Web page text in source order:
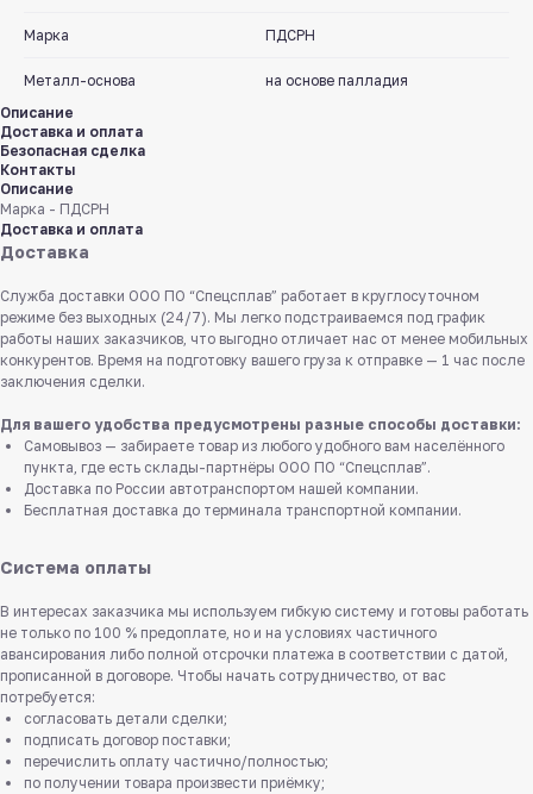
Марка ПДСРН
Металл-основа
на основе палладия
Описание
Доставка и оплата
Безопасная сделка
Контакты
Описание
Марка - ПДСРН
Доставка и оплата
Доставка
Служба доставки ООО ПО “Спецсплав” работает в круглосуточном
режиме без выходных (24/7). Мы легко подстраиваемся под график
работы наших заказчиков, что выгодно отличает нас от менее мобильных
конкурентов. Время на подготовку вашего груза к отправке — 1 час после
заключения сделки.
Для вашего удобства предусмотрены разные способы доставки:
Самовывоз — забираете товар из любого удобного вам населённого
пункта, где есть склады-партнёры ООО ПО “Спецсплав”.
Доставка по России автотранспортом нашей компании.
Бесплатная доставка до терминала транспортной компании.
Система оплаты
В интересах заказчика мы используем гибкую систему и готовы работать
не только по 100 % предоплате, но и на условиях частичного
авансирования либо полной отсрочки платежа в соответствии с датой,
прописанной в договоре. Чтобы начать сотрудничество, от вас
потребуется:
согласовать детали сделки;
подписать договор поставки;
перечислить оплату частично/полностью;
по получении товара произвести приёмку;